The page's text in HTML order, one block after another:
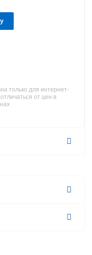
только для интернет-
от цен в